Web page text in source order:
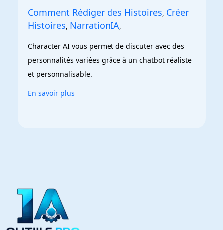
Comment Rédiger des Histoires, Créer
Histoires, NarrationIA,
Character AI vous permet de discuter avec des
personnalités variées grâce à un chatbot réaliste
et personnalisable.
En savoir plus